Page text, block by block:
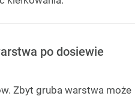
po dosiewie
Zbyt gruba warstwa może